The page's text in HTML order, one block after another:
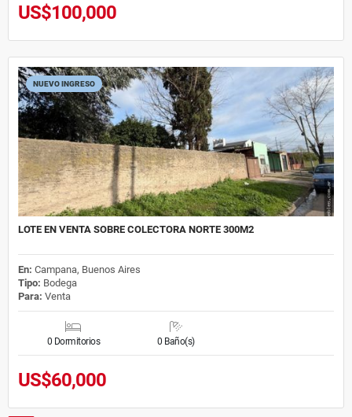
US$100,000
NUEVO INGRESO
LOTE EN VENTA SOBRE COLECTORA NORTE 300M2
En: Campana, Buenos Aires
Tipo: Bodega
Para: Venta
0 Dormitorios 0 Baño(s)
US$60,000